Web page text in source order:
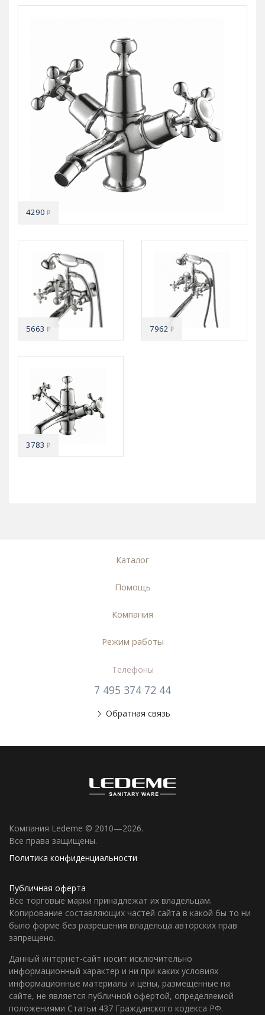
4290₽
5663₽ 7962₽
3783₽
Каталог
Помощь
Компания
Режим работы
Телефоны
7 495 374 72 44
Обратная связь
Компания Ledeme © 2010—2026.
Все права защищены.
Политика конфиденциальности
Публичная оферта
Все торговые марки принадлежат их владельцам.
Копирование составляющих частей сайта в какой бы то ни
было форме без разрешения владельца авторских прав
запрещено.
Данный интернет-сайт носит исключительно
информационный характер и ни при каких условиях
информационные материалы и цены, размещенные на
сайте, не является публичной офертой, определяемой
положениями Статьи 437 Гражданского кодекса РФ.